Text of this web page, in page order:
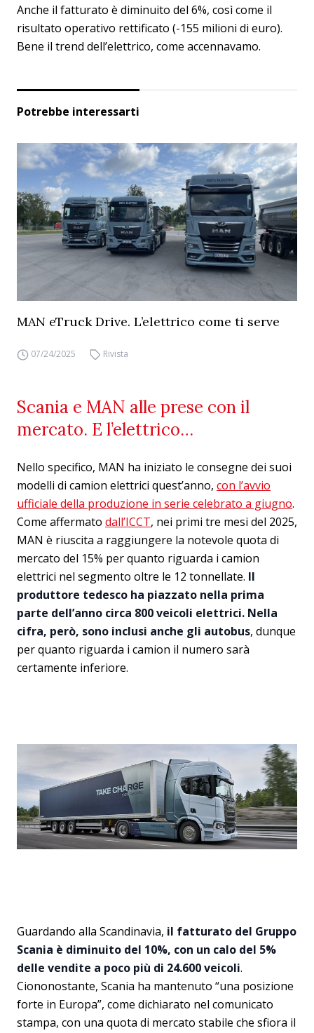
Anche il fatturato è diminuito del 6%, così come il
risultato operativo rettificato (-155 milioni di euro).
Bene il trend dell’elettrico, come accennavamo.
Potrebbe interessarti
MAN eTruck Drive. L’elettrico come ti serve
07/24/2025 Rivista
Scania e MAN alle prese con il
mercato. E l’elettrico…
Nello specifico, MAN ha iniziato le consegne dei suoi
modelli di camion elettrici quest’anno, con l’avvio
ufficiale della produzione in serie celebrato a giugno.
Come affermato dall’ICCT, nei primi tre mesi del 2025,
MAN è riuscita a raggiungere la notevole quota di
mercato del 15% per quanto riguarda i camion
elettrici nel segmento oltre le 12 tonnellate. Il
produttore tedesco ha piazzato nella prima
parte dell’anno circa 800 veicoli elettrici. Nella
cifra, però, sono inclusi anche gli autobus, dunque
per quanto riguarda i camion il numero sarà
certamente inferiore.
Guardando alla Scandinavia, il fatturato del Gruppo
Scania è diminuito del 10%, con un calo del 5%
delle vendite a poco più di 24.600 veicoli.
Ciononostante, Scania ha mantenuto “una posizione
forte in Europa”, come dichiarato nel comunicato
stampa, con una quota di mercato stabile che sfiora il